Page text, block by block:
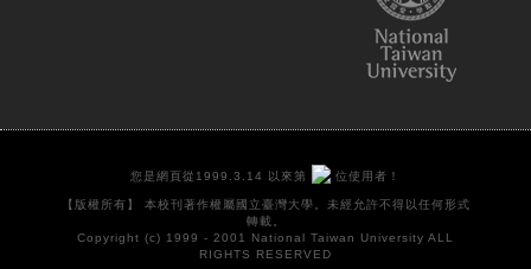
您是網頁從1999.3.14 以來第 位使用者！
【版權所有】 本校刊著作權屬國立臺灣大學。未經允許不得以任何形式
轉載。
Copyright (c) 1999 - 2001 National Taiwan University ALL
RIGHTS RESERVED